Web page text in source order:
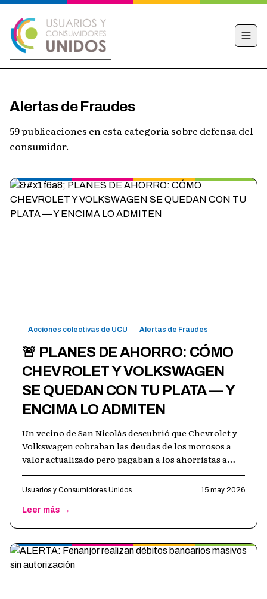
CAMPAÑA
NOTICIAS
EDUCACIÓN FINANCIERA
OBSERVATORIO
CONTACTO
Alertas de Fraudes
59 publicaciones en esta categoría sobre defensa del
consumidor.
Acciones colectivas de UCU Alertas de Fraudes
🚨 PLANES DE AHORRO: CÓMO
CHEVROLET Y VOLKSWAGEN
SE QUEDAN CON TU PLATA — Y
ENCIMA LO ADMITEN
Un vecino de San Nicolás descubrió que Chevrolet y
Volkswagen cobraban las deudas de los morosos a
valor actualizado pero pagaban a los ahorristas a
Usuarios y Consumidores Unidos 15 may 2026
Leer más →